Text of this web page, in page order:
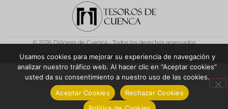
© 2026 Diócesis de Cuenca - Todos los derechos reservados
Política de Privacidad / Aviso LegalPolítica de Cookies
Usamos cookies para mejorar su experiencia de navegación y
analizar nuestro tráfico web. Al hacer clic en “Aceptar cookies”
usted da su consentimiento a nuestro uso de las cookies.
Aceptar Cookies
Rechazar Cookies